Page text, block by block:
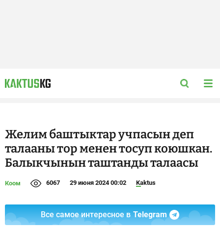
Желим баштыктар учпасын деп
талааны тор менен тосуп коюшкан.
Балыкчынын таштанды талаасы
Коом 6067 29 июня 2024 00:02 Kaktus
Все самое интересное в Telegram